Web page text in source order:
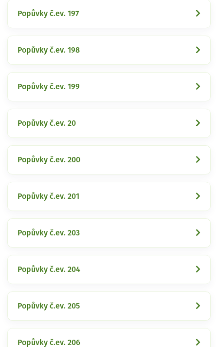
Popůvky č.ev. 197
Popůvky č.ev. 198
Popůvky č.ev. 199
Popůvky č.ev. 20
Popůvky č.ev. 200
Popůvky č.ev. 201
Popůvky č.ev. 203
Popůvky č.ev. 204
Popůvky č.ev. 205
Popůvky č.ev. 206